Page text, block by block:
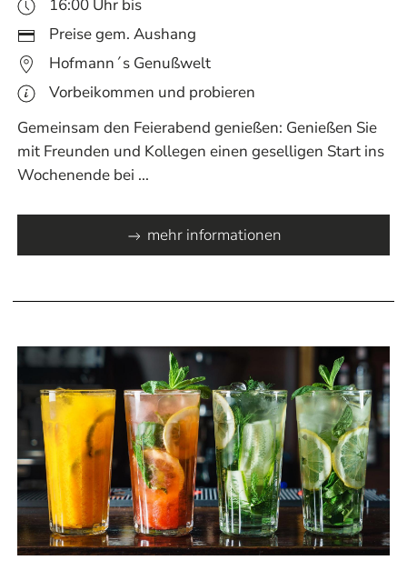
16:00 Uhr bis
Preise gem. Aushang
Hofmann´s Genußwelt
Vorbeikommen und probieren
Gemeinsam den Feierabend genießen: Genießen Sie
mit Freunden und Kollegen einen geselligen Start ins
Wochenende bei ...
mehr informationen